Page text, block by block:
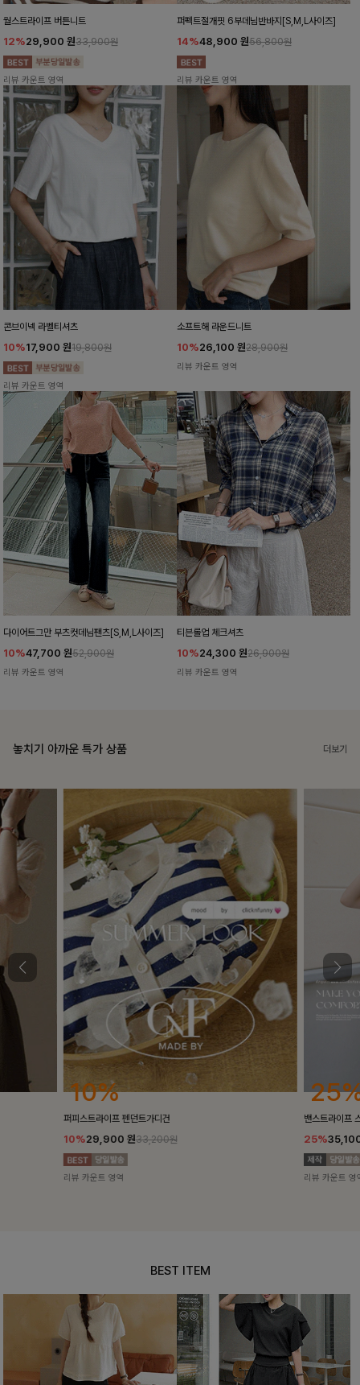
월스트라이프 버튼니트
12%29,900 원33,900원
리뷰 카운트 영역
퍼펙트절개핏 6부데님반바지[S,M,L사이즈]
14%48,900 원56,800원
리뷰 카운트 영역
콘브이넥 라벨티셔츠
10%17,900 원19,800원
리뷰 카운트 영역
소프트해 라운드니트
10%26,100 원28,900원
리뷰 카운트 영역
다이어트그만 부츠컷데님팬츠[S,M,L사이즈]
10%47,700 원52,900원
리뷰 카운트 영역
티븐롤업 체크셔츠
10%24,300 원26,900원
리뷰 카운트 영역
놓치기 아까운 특가 상품 더보기
25%
밴스트라이프 스트링원피스
25%35,100 원46,800원
리뷰 카운트 영역
10%
[5천장돌파/
10%
리뷰 카운트 영
BEST ITEM